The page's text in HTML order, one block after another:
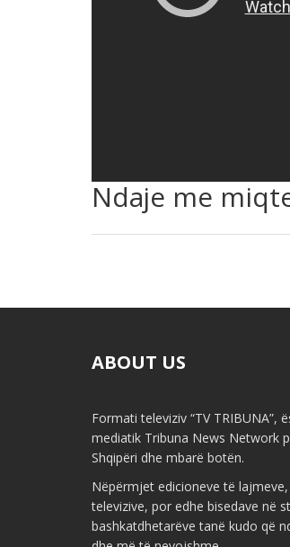
Ndaje me
ABOUT US
Formati televiziv “TV
mediatik Tribuna News Network
Shqipëri dhe mbarë botën.
Nëpërmjet edicioneve të
televizive, por edhe bisedave në
bashkatdhetarëve tanë kudo që